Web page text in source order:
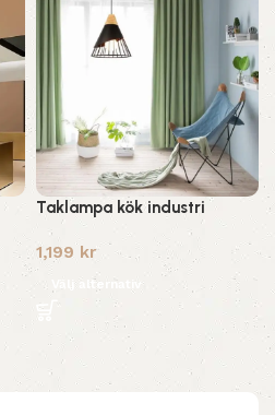
Taklampa kök industri
1,199 kr
Välj alternativ